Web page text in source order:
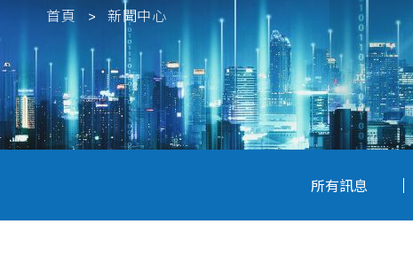
首頁 新聞中心
所有訊息